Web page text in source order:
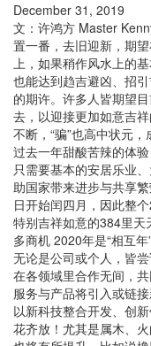
December 31, 2019
文：许鸿方 Master
置一番，去旧迎新，期
上，如果稍作风水上的
也能达到趋吉避凶、招
的期许。许多人皆期望
去，以迎接更加如意吉
不断，“骗”也高中状元
过去一年甜酸苦辣的体
只需要基本的安居乐业
助国家带来进步与共享
日开始闰四月，因此整
特别吉祥如意的384里天
多商机 2020年是“相互
无论是公司或个人，皆
在各领域里合作无间，
服务与产品将引入或链
以新科技整合开发、创
花齐放！尤其是属木、